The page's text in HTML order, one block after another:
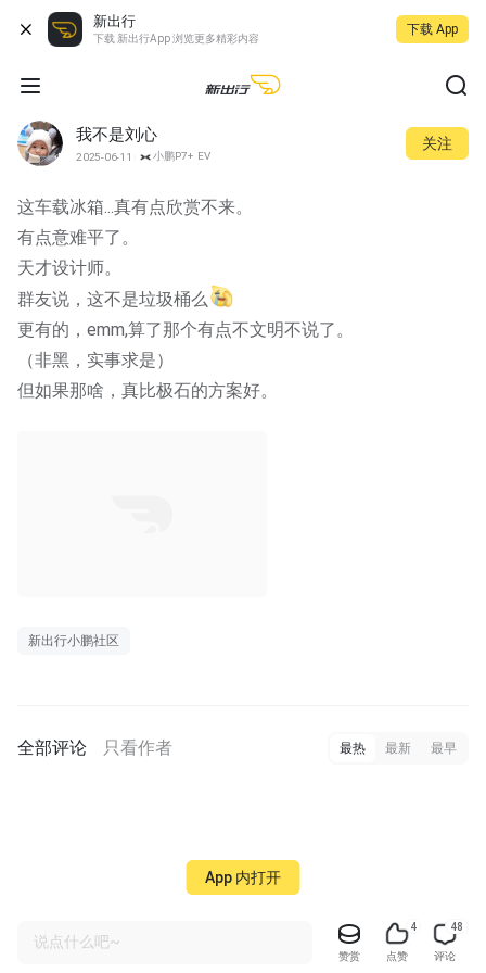
新出行
下载 新出行App 浏览更多精彩内容
下载 App
我不是刘心
2025-06-11 小鹏P7+ EV
关注
这车载冰箱...真有点欣赏不来。
有点意难平了。
天才设计师。
群友说，这不是垃圾桶么
更有的，emm,算了那个有点不文明不说了。
（非黑，实事求是）
但如果那啥，真比极石的方案好。
新出行小鹏社区
全部评论 只看作者 最热 最新 最早
说点什么吧~
赞赏
4
点赞
48
评论
App 内打开